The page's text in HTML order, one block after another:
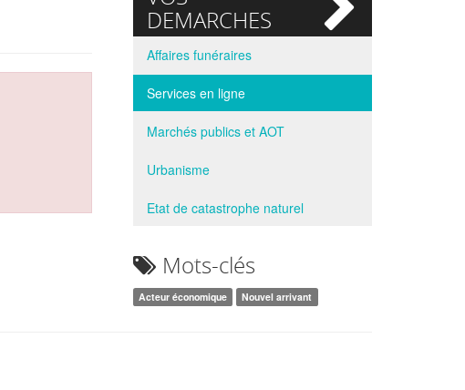
DEMARCHES
Affaires funéraires
Services en ligne
Marchés publics et AOT
Urbanisme
Etat de catastrophe naturel
Mots-clés
Acteur économique Nouvel arrivant